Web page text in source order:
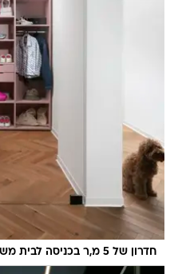
חדרון של 5 מ,ר בכניסה לבית משמש לאחסון ראווה